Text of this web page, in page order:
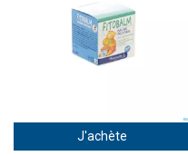
J'achète